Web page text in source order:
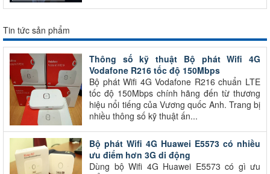
Tin tức sản phẩm
Thông số kỹ thuật Bộ phát Wifi 4G
Vodafone R216 tốc độ 150Mbps
Bộ phát Wifi 4G Vodafone R216 chuẩn LTE
tốc độ 150Mbps chính hãng đến từ thương
hiệu nổi tiếng của Vương quốc Anh. Trang bị
nhiều thông số kỹ thuật ấn...
Bộ phát Wifi 4G Huawei E5573 có nhiều
ưu điểm hơn 3G di động
Dùng bộ Wifi 4G Huawei E5573 có gì ưu